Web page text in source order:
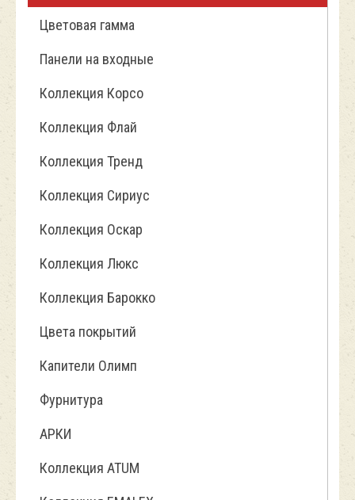
Цветовая гамма
Панели на входные
Коллекция Корсо
Коллекция Флай
Коллекция Тренд
Коллекция Сириус
Коллекция Оскар
Коллекция Люкс
Коллекция Барокко
Цвета покрытий
Капители Олимп
Фурнитура
АРКИ
Коллекция ATUM